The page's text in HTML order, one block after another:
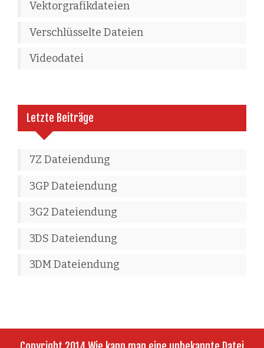
Vektorgrafikdateien
Verschlüsselte Dateien
Videodatei
Letzte Beiträge
7Z Dateiendung
3GP Dateiendung
3G2 Dateiendung
3DS Dateiendung
3DM Dateiendung